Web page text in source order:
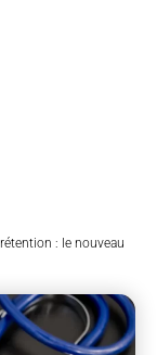
: le nouveau